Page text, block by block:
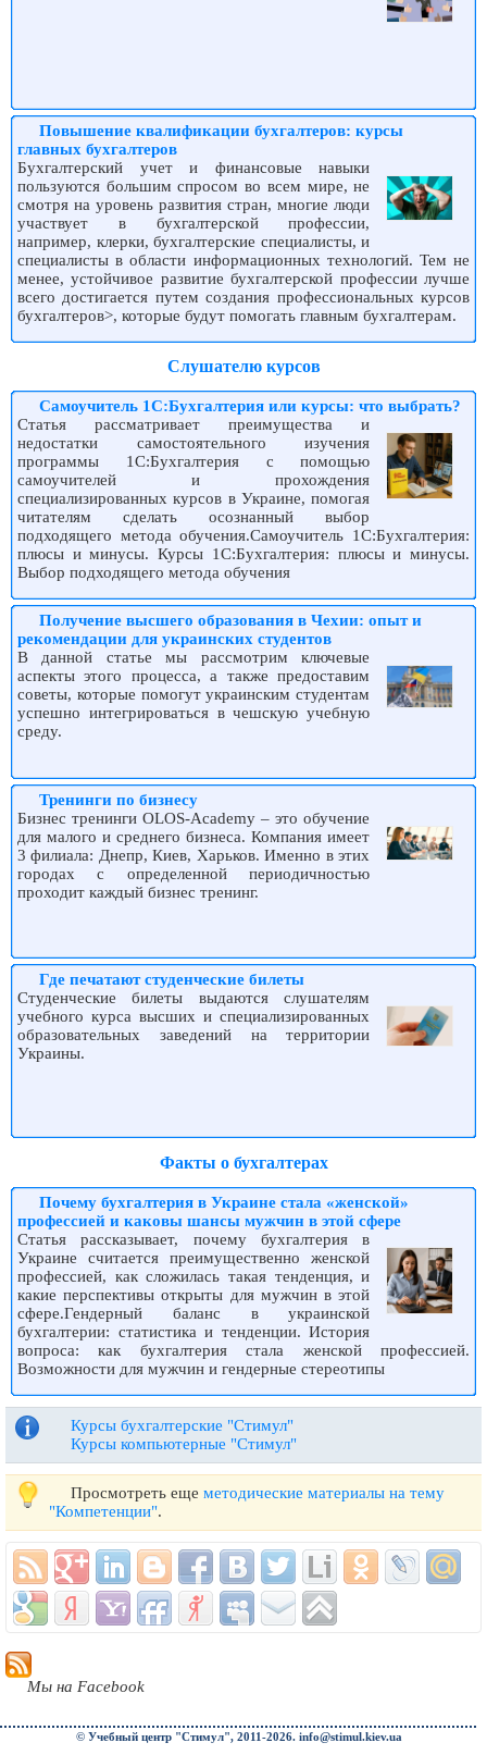
Повышение квалификации бухгалтеров: курсы
главных бухгалтеров
Бухгалтерский учет и финансовые навыки
пользуются большим спросом во всем мире, не
смотря на уровень развития стран, многие люди
участвует в бухгалтерской профессии,
например, клерки, бухгалтерские специалисты, и
специалисты в области информационных технологий. Тем не
менее, устойчивое развитие бухгалтерской профессии лучше
всего достигается путем создания профессиональных курсов
бухгалтеров>, которые будут помогать главным бухгалтерам.
Слушателю курсов
Самоучитель 1С:Бухгалтерия или курсы: что выбрать?
Статья рассматривает преимущества и
недостатки самостоятельного изучения
программы 1С:Бухгалтерия с помощью
самоучителей и прохождения
специализированных курсов в Украине, помогая
читателям сделать осознанный выбор
подходящего метода обучения.Самоучитель 1С:Бухгалтерия:
плюсы и минусы. Курсы 1С:Бухгалтерия: плюсы и минусы.
Выбор подходящего метода обучения
Получение высшего образования в Чехии: опыт и
рекомендации для украинских студентов
В данной статье мы рассмотрим ключевые
аспекты этого процесса, а также предоставим
советы, которые помогут украинским студентам
успешно интегрироваться в чешскую учебную
среду.
Тренинги по бизнесу
Бизнес тренинги OLOS-Academy – это обучение
для малого и среднего бизнеса. Компания имеет
3 филиала: Днепр, Киев, Харьков. Именно в этих
городах с определенной периодичностью
проходит каждый бизнес тренинг.
Где печатают студенческие билеты
Студенческие билеты выдаются слушателям
учебного курса высших и специализированных
образовательных заведений на территории
Украины.
Факты о бухгалтерах
Почему бухгалтерия в Украине стала «женской»
профессией и каковы шансы мужчин в этой сфере
Статья рассказывает, почему бухгалтерия в
Украине считается преимущественно женской
профессией, как сложилась такая тенденция, и
какие перспективы открыты для мужчин в этой
сфере.Гендерный баланс в украинской
бухгалтерии: статистика и тенденции. История
вопроса: как бухгалтерия стала женской профессией.
Возможности для мужчин и гендерные стереотипы
Курсы бухгалтерские "Стимул"
Курсы компьютерные "Стимул"
Просмотреть еще методические материалы на тему
"Компетенции".
Мы на Facebook
© Учебный центр "Стимул", 2011-2026. info@stimul.kiev.ua